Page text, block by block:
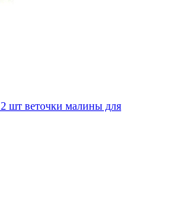
веточки малины для